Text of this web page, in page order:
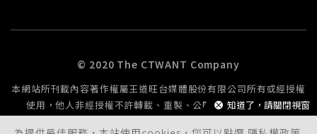
潤、暈染淡秀，令人神往。台北市茶藝促進會理事長溫瑞蘭
漁會前致詞。（圖／吳德亮攝影）而畫中最吸引我的是童子
在主人瀹茶前先以爐盞煎茶的專注畫面，原來明代除了表現
文人情趣出發的茶藝，審美氛圍的營造或精準表現茶人精神
外，以爐盞烹蒸煎茶比起今日兩岸風行的撮泡法或工夫茶，
知道了，請關閉視窗
© 2020 The CTWANT Company
本網站所刊載內容著作權屬王道旺台媒體股份有限公司所有或經授權
使用，他人非經授權不許轉載、重製、公開播送或公開傳輸。